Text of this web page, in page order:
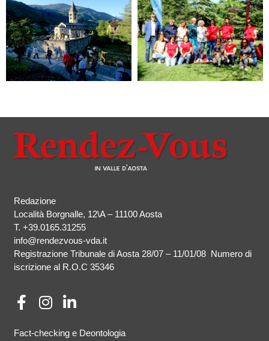
Redazione
Località Borgnalle, 12\A – 11100 Aosta
T.+39.0165.31255
info@rendezvous-vda.it
Registrazione Tribunale di Aosta 28/07 – 11/01/08 Numero di
iscrizione al R.O.C 35346
Fact-checking e Deontologia